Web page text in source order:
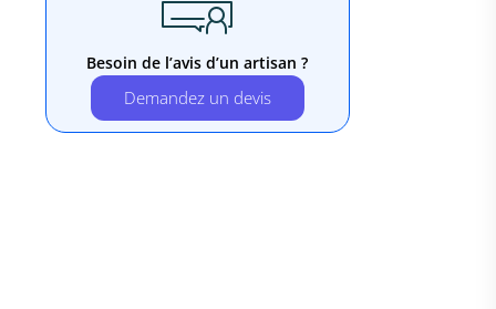
Besoin de l’avis d’un artisan ?
Demandez un devis